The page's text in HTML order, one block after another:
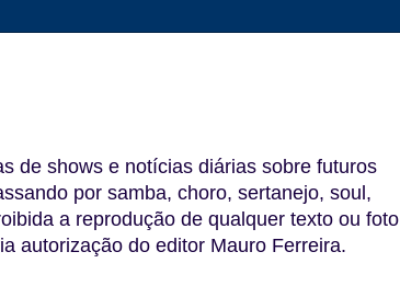
de shows e notícias diárias sobre futuros
por samba, choro, sertanejo, soul,
a reprodução de qualquer texto ou foto
autorização do editor Mauro Ferreira.